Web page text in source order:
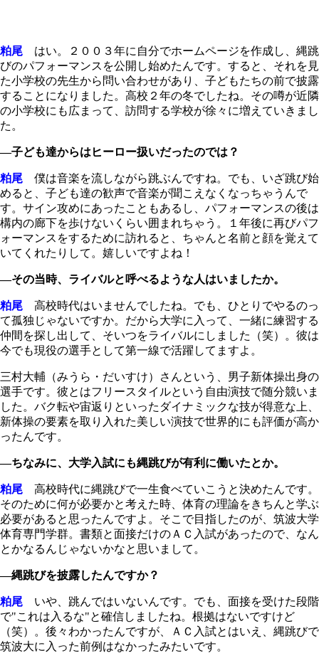
粕尾 はい。２００３年に自分でホームページを作成し、縄跳
びのパフォーマンスを公開し始めたんです。すると、それを見
た小学校の先生から問い合わせがあり、子どもたちの前で披露
することになりました。高校２年の冬でしたね。その噂が近隣
の小学校にも広まって、訪問する学校が徐々に増えていきまし
た。
―子ども達からはヒーロー扱いだったのでは？
粕尾 僕は音楽を流しながら跳ぶんですね。でも、いざ跳び始
めると、子ども達の歓声で音楽が聞こえなくなっちゃうんで
す。サイン攻めにあったこともあるし、パフォーマンスの後は
構内の廊下を歩けないくらい囲まれちゃう。１年後に再びパフ
ォーマンスをするために訪れると、ちゃんと名前と顔を覚えて
いてくれたりして。嬉しいですよね！
―その当時、ライバルと呼べるような人はいましたか。
粕尾 高校時代はいませんでしたね。でも、ひとりでやるのっ
て孤独じゃないですか。だから大学に入って、一緒に練習する
仲間を探し出して、そいつをライバルにしました（笑）。彼は
今でも現役の選手として第一線で活躍してますよ。
三村大輔（みうら・だいすけ）さんという、男子新体操出身の
選手です。彼とはフリースタイルという自由演技で随分競いま
した。バク転や宙返りといったダイナミックな技が得意な上、
新体操の要素を取り入れた美しい演技で世界的にも評価が高か
ったんです。
―ちなみに、大学入試にも縄跳びが有利に働いたとか。
粕尾 高校時代に縄跳びで一生食べていこうと決めたんです。
そのために何が必要かと考えた時、体育の理論をきちんと学ぶ
必要があると思ったんですよ。そこで目指したのが、筑波大学
体育専門学群。書類と面接だけのＡＣ入試があったので、なん
とかなるんじゃないかなと思いまして。
―縄跳びを披露したんですか？
粕尾 いや、跳んではいないんです。でも、面接を受けた段階
で"これは入るな"と確信しましたね。根拠はないですけど
（笑）。後々わかったんですが、ＡＣ入試とはいえ、縄跳びで
筑波大に入った前例はなかったみたいです。